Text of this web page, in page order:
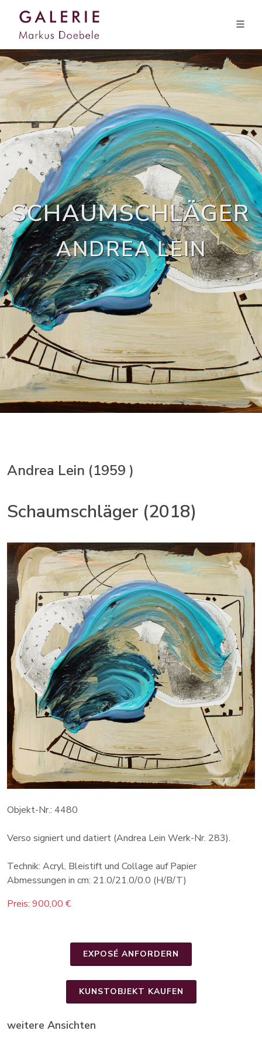
SCHAUMSCHLÄGER
ANDREA LEIN
Andrea Lein (1959 )
Schaumschläger (2018)
Objekt-Nr.: 4480
Verso signiert und datiert (Andrea Lein Werk-Nr. 283).
Technik: Acryl, Bleistift und Collage auf Papier
Abmessungen in cm: 21.0/21.0/0.0 (H/B/T)
Preis: 900,00 €
EXPOSÉ ANFORDERN
KUNSTOBJEKT KAUFEN
weitere Ansichten